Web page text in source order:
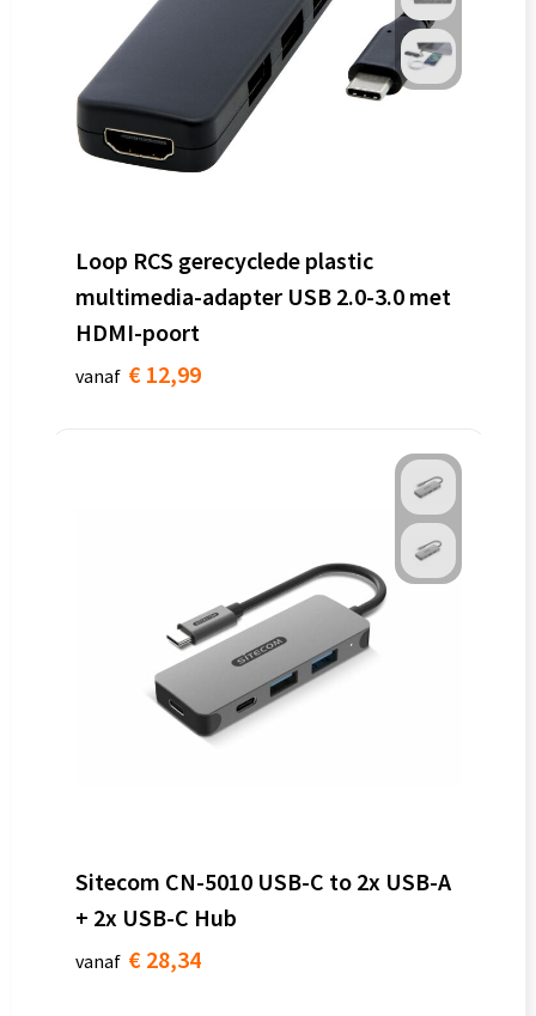
Loop RCS gerecyclede plastic
multimedia-adapter USB 2.0-3.0 met
HDMI-poort
vanaf € 12,99
Sitecom CN-5010 USB-C to 2x USB-A
+ 2x USB-C Hub
vanaf € 28,34